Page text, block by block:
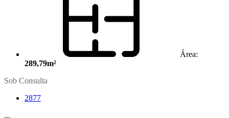
Área:
289,79m²
Sob Consulta
2877
...